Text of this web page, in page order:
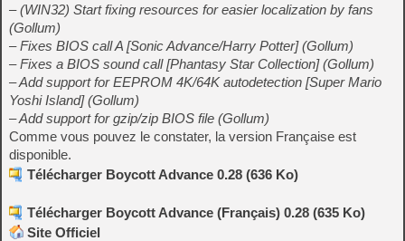
– (WIN32) Start fixing resources for easier localization by fans
(Gollum)
– Fixes BIOS call A [Sonic Advance/Harry Potter] (Gollum)
– Fixes a BIOS sound call [Phantasy Star Collection] (Gollum)
– Add support for EEPROM 4K/64K autodetection [Super Mario
Yoshi Island] (Gollum)
– Add support for gzip/zip BIOS file (Gollum)
Comme vous pouvez le constater, la version Française est
disponible.
Télécharger Boycott Advance 0.28 (636 Ko)
Télécharger Boycott Advance (Français) 0.28 (635 Ko)
Site Officiel